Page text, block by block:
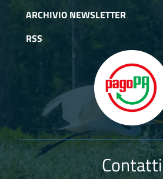
ARCHIVIO NEWSLETTER
RSS
Contatti